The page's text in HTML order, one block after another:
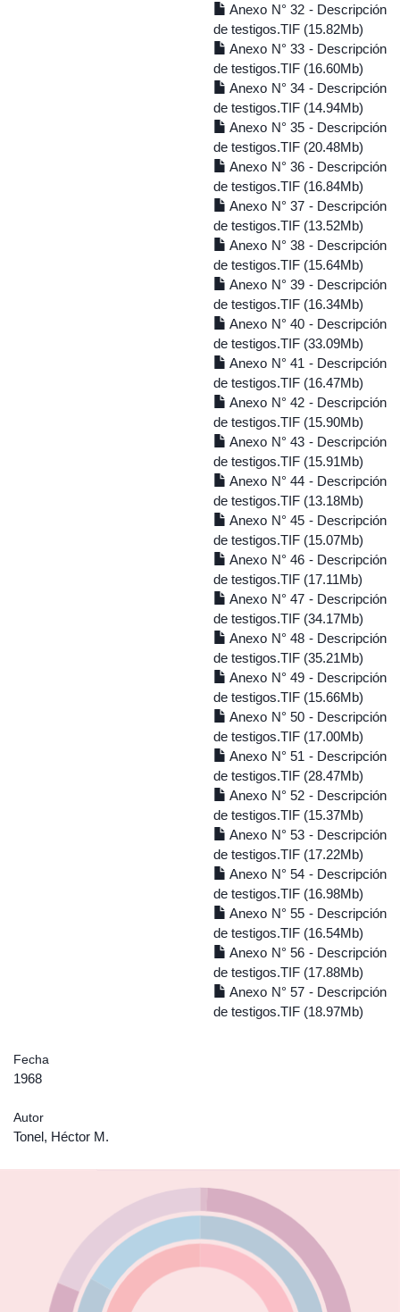
Anexo N° 32 - Descripción
de testigos.TIF (15.82Mb)
Anexo N° 33 - Descripción
de testigos.TIF (16.60Mb)
Anexo N° 34 - Descripción
de testigos.TIF (14.94Mb)
Anexo N° 35 - Descripción
de testigos.TIF (20.48Mb)
Anexo N° 36 - Descripción
de testigos.TIF (16.84Mb)
Anexo N° 37 - Descripción
de testigos.TIF (13.52Mb)
Anexo N° 38 - Descripción
de testigos.TIF (15.64Mb)
Anexo N° 39 - Descripción
de testigos.TIF (16.34Mb)
Anexo N° 40 - Descripción
de testigos.TIF (33.09Mb)
Anexo N° 41 - Descripción
de testigos.TIF (16.47Mb)
Anexo N° 42 - Descripción
de testigos.TIF (15.90Mb)
Anexo N° 43 - Descripción
de testigos.TIF (15.91Mb)
Anexo N° 44 - Descripción
de testigos.TIF (13.18Mb)
Anexo N° 45 - Descripción
de testigos.TIF (15.07Mb)
Anexo N° 46 - Descripción
de testigos.TIF (17.11Mb)
Anexo N° 47 - Descripción
de testigos.TIF (34.17Mb)
Anexo N° 48 - Descripción
de testigos.TIF (35.21Mb)
Anexo N° 49 - Descripción
de testigos.TIF (15.66Mb)
Anexo N° 50 - Descripción
de testigos.TIF (17.00Mb)
Anexo N° 51 - Descripción
de testigos.TIF (28.47Mb)
Anexo N° 52 - Descripción
de testigos.TIF (15.37Mb)
Anexo N° 53 - Descripción
de testigos.TIF (17.22Mb)
Anexo N° 54 - Descripción
de testigos.TIF (16.98Mb)
Anexo N° 55 - Descripción
de testigos.TIF (16.54Mb)
Anexo N° 56 - Descripción
de testigos.TIF (17.88Mb)
Anexo N° 57 - Descripción
de testigos.TIF (18.97Mb)
Fecha
1968
Autor
Tonel, Héctor M.